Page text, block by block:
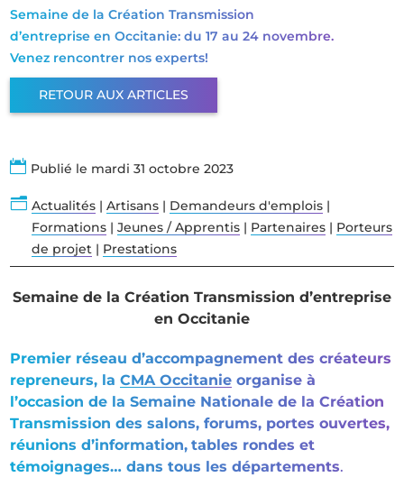
Semaine de la Création Transmission
d’entreprise en Occitanie: du 17 au 24 novembre.
Venez rencontrer nos experts!
RETOUR AUX ARTICLES
 Publié le mardi 31 octobre 2023
n Actualités| Artisans| Demandeurs d'emplois|
Formations| Jeunes / Apprentis| Partenaires| Porteurs
de projet| Prestations
Semaine de la Création Transmission d’entreprise
en Occitanie
Premier réseau d’accompagnement des créateurs
repreneurs, laCMA Occitanie organise à
l’occasion de la Semaine Nationale de la Création
Transmission des salons, forums, portes ouvertes,
réunions d’information, tables rondes et
témoignages… dans tous les départements.